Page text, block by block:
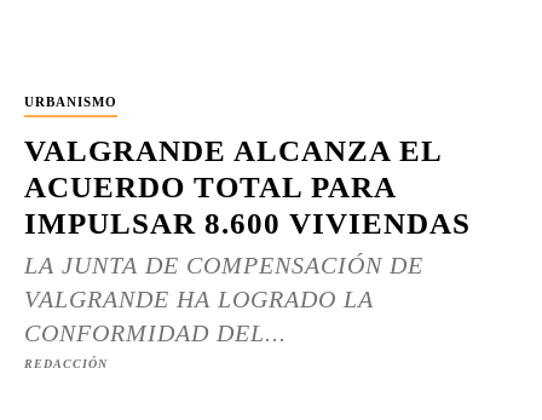
URBANISMO
VALGRANDE ALCANZA EL
ACUERDO TOTAL PARA
IMPULSAR 8.600 VIVIENDAS
LA JUNTA DE COMPENSACIÓN DE
VALGRANDE HA LOGRADO LA
CONFORMIDAD DEL...
REDACCIÓN